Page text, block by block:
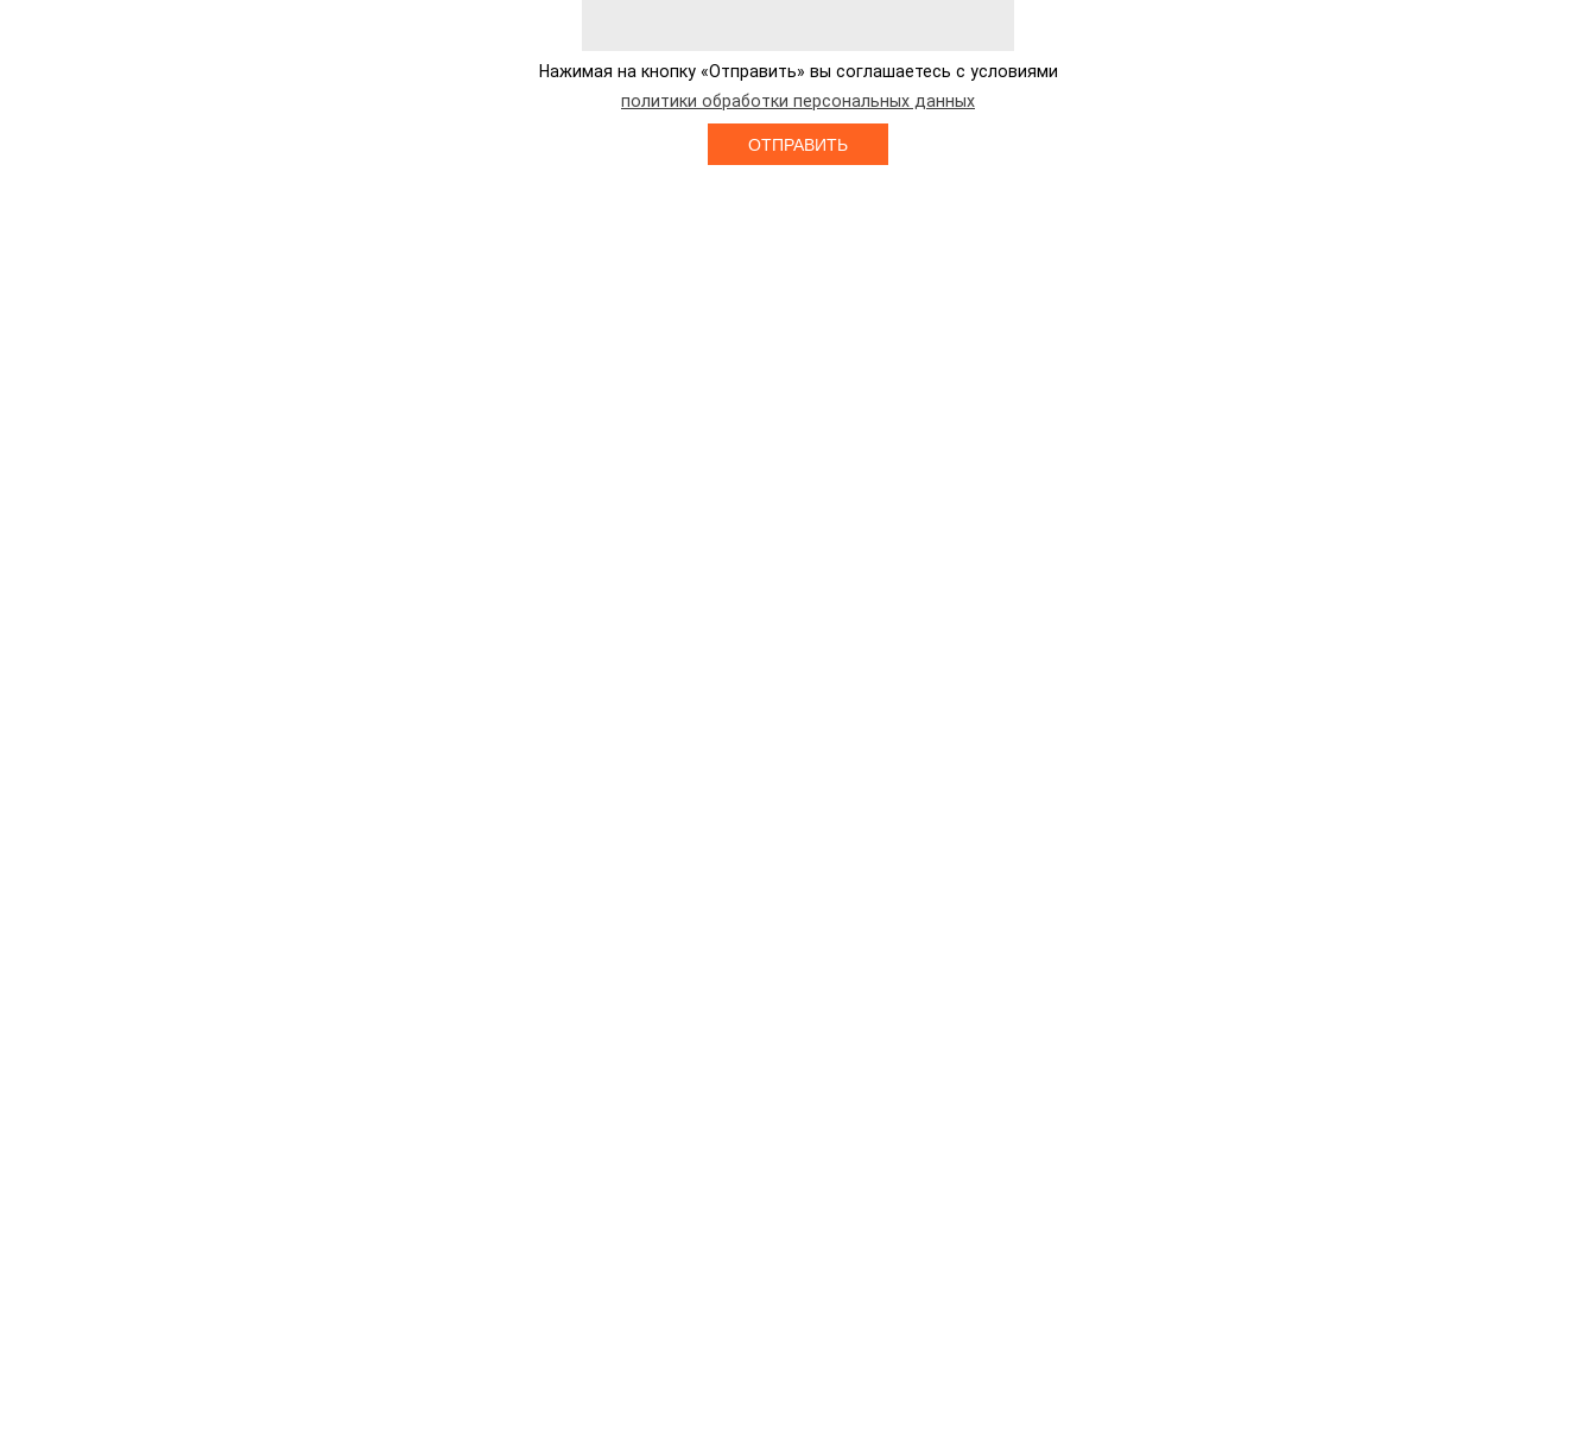
Нажимая на кнопку «Отправить» вы соглашаетесь с условиями
политики обработки персональных данных